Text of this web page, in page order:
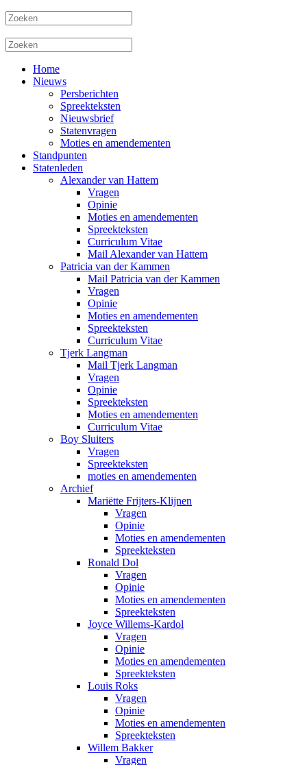
Home
Nieuws
Persberichten
Spreekteksten
Nieuwsbrief
Statenvragen
Moties en amendementen
Standpunten
Statenleden
Alexander van Hattem
Vragen
Opinie
Moties en amendementen
Spreekteksten
Curriculum Vitae
Mail Alexander van Hattem
Patricia van der Kammen
Mail Patricia van der Kammen
Vragen
Opinie
Moties en amendementen
Spreekteksten
Curriculum Vitae
Tjerk Langman
Mail Tjerk Langman
Vragen
Opinie
Spreekteksten
Moties en amendementen
Curriculum Vitae
Boy Sluiters
Vragen
Spreekteksten
moties en amendementen
Archief
Mariëtte Frijters-Klijnen
Vragen
Opinie
Moties en amendementen
Spreekteksten
Ronald Dol
Vragen
Opinie
Moties en amendementen
Spreekteksten
Joyce Willems-Kardol
Vragen
Opinie
Moties en amendementen
Spreekteksten
Louis Roks
Vragen
Opinie
Moties en amendementen
Spreekteksten
Willem Bakker
Vragen